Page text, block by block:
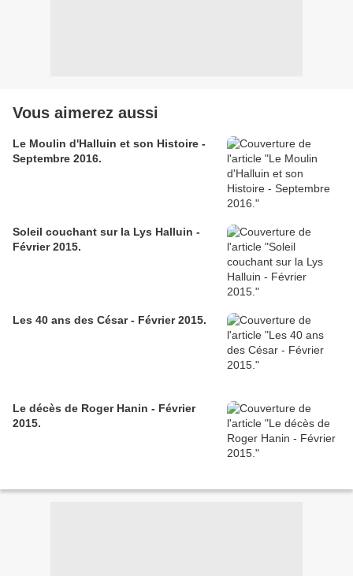
Vous aimerez aussi
Le Moulin d'Halluin et son Histoire -
Septembre 2016.
Soleil couchant sur la Lys Halluin -
Février 2015.
Les 40 ans des César - Février 2015.
Le décès de Roger Hanin - Février
2015.